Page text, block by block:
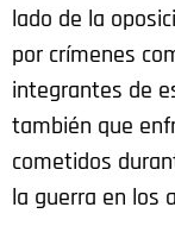
lado de la
por crímenes
integrantes de
también que
cometidos
la guerra en los